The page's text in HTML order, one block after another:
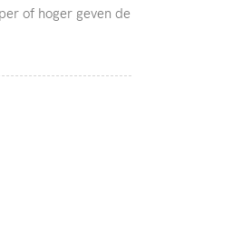
of hoger geven de